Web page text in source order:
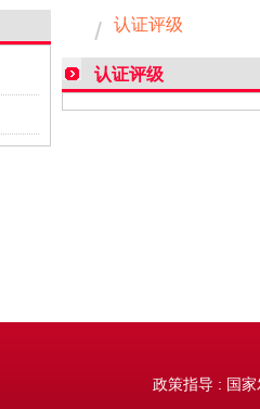
认证评级
认证评级
政策指导 : 国